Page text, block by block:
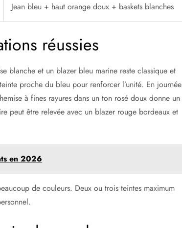
Jean bleu + haut orange doux + baskets blanches
réussies
blanche et un blazer bleu marine reste classique et
proche du bleu pour renforcer l’unité. En journée
à fines rayures dans un ton rosé doux donne un
peut être relevée avec un blazer rouge bordeaux et
en 2026
de couleurs. Deux ou trois teintes maximum